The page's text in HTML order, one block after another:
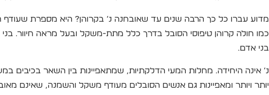
מדוע עברו כל כך הרבה שנים עד שאובחנה נ’ בקרוהן? היא מספרת
כמו חולה קרוהן טיפוסי הסובל בדרך כלל מתת-משקל ובעל מראה חיוור.
בני אדם.
נ’ אינה היחידה. מחלות המעי הדלקתיות, שמתאפיינות בין השאר בכיבים
יותר ויותר ומאפיינות גם אנשים הסובלים מעודף משקל והשמנה, שאינם